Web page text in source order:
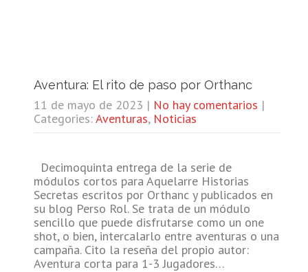
Aventura: El rito de paso por Orthanc
11 de mayo de 2023 | No hay comentarios |
Categories:Aventuras, Noticias
Decimoquinta entrega de la serie de
módulos cortos para Aquelarre Historias
Secretas escritos por Orthanc y publicados en
su blog Perso Rol. Se trata de un módulo
sencillo que puede disfrutarse como un one
shot, o bien, intercalarlo entre aventuras o una
campaña. Cito la reseña del propio autor:
Aventura corta para 1-3 Jugadores…